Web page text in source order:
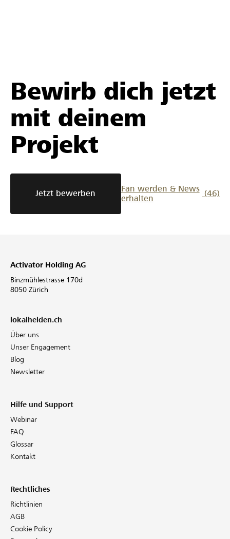
Bewirb dich jetzt
mit deinem
Projekt
Jetzt bewerben
Fan werden & News
erhalten
(46)
Activator Holding AG
Binzmühlestrasse 170d
8050 Zürich
lokalhelden.ch
Über uns
Unser Engagement
Blog
Newsletter
Hilfe und Support
Webinar
FAQ
Glossar
Kontakt
Rechtliches
Richtlinien
AGB
Cookie Policy